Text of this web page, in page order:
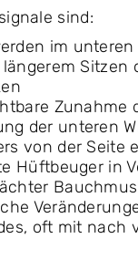
sind:
im unteren
Sitzen
Zunahme
der unteren
von der Seite
Hüftbeuger in
oft mit nach